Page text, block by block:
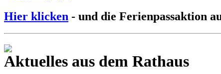
Hier klicken - und die Ferienpassaktion
Aktuelles aus dem Rathaus